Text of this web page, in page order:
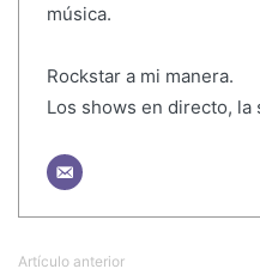
música.
Rockstar a mi manera.
Los shows en directo, la
Artículo anterior